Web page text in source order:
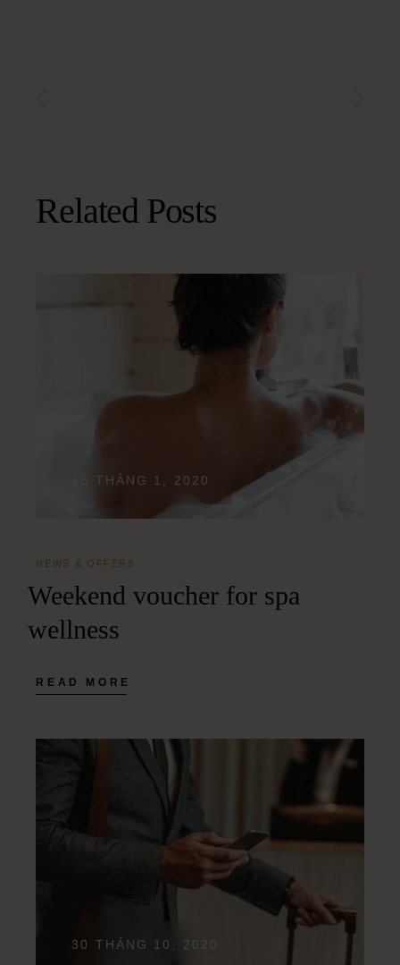
Related Posts
16 THÁNG 1, 2020
NEWS & OFFERS
Weekend voucher for spa
wellness
READ MORE
30 THÁNG 10, 2020